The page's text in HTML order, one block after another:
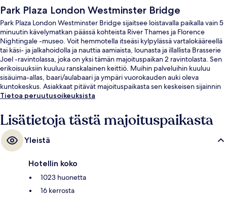
Park Plaza London Westminster Bridge
Park Plaza London Westminster Bridge sijaitsee loistavalla paikalla vain 5
minuutin kävelymatkan päässä kohteista River Thames ja Florence
Nightingale -museo. Voit hemmotella itseäsi kylpylässä vartalokääreellä
tai käsi- ja jalkahoidolla ja nauttia aamiaista, lounasta ja illallista Brasserie
Joel -ravintolassa, joka on yksi tämän majoituspaikan 2 ravintolasta. Sen
erikoisuuksiin kuuluu ranskalainen keittiö. Muihin palveluihin kuuluu
sisäuima-allas, baari/aulabaari ja ympäri vuorokauden auki oleva
kuntokeskus. Asiakkaat pitävät majoituspaikasta sen keskeisen sijainnin
ja lähialueen nähtävyyksien vuoksi ja siksi, että se sijaitsee lähellä julkisen
ja Westminsterin metroasema 7 minuutin kävelymatkan päässä.
Tietoa peruutusoikeuksista
Lisätietoja tästä majoituspaikasta
Yleistä
Hotellin koko
1023 huonetta
16 kerrosta